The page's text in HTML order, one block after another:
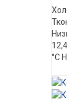
°C